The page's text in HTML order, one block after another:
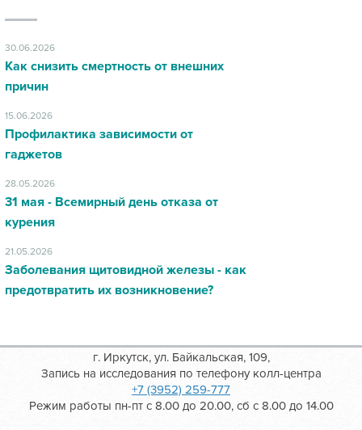
30.06.2026
Как снизить смертность от внешних
причин
15.06.2026
Профилактика зависимости от
гаджетов
28.05.2026
31 мая - Всемирный день отказа от
курения
21.05.2026
Заболевания щитовидной железы - как
предотвратить их возникновение?
г. Иркутск, ул. Байкальская, 109,
Запись на исследования по телефону колл-центра
+7 (3952) 259-777
Режим работы пн-пт с 8.00 до 20.00, сб с 8.00 до 14.00